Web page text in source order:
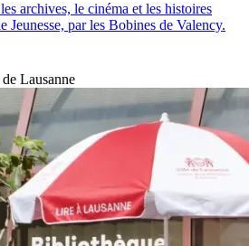
archives, le cinéma et les histoires
Jeunesse, par les Bobines de Valency.
Lausanne